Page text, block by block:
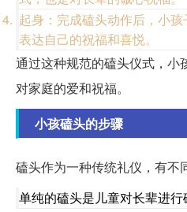
起身：完成磕头动作后，小
表达自己的祝福和喜悦。
通过这种规范的磕头仪式，小
对家庭的爱和祝福。
小孩磕头的步骤
磕头作为一种传统礼仪，有不
单纯的磕头是儿童对长辈进行